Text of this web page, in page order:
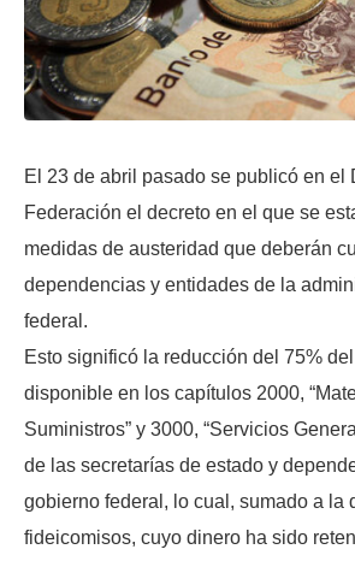
El 23 de abril pasado se publicó en el
Federación el decreto en el que se
medidas de austeridad que deberán
dependencias y entidades de la
federal.
Esto significó la reducción del 75%
disponible en los capítulos 2000,
Suministros” y 3000, “Servicios
de las secretarías de estado y
gobierno federal, lo cual, sumado a la
fideicomisos, cuyo dinero ha sido